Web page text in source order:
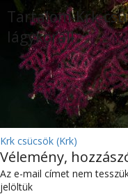
Tartalom-Krk-
lágykorall
BEJEGYZÉS
NAVIGÁCIÓ
Krk csücsök (Krk)
Vélemény,
Az e-mail címet nem
jelöltük